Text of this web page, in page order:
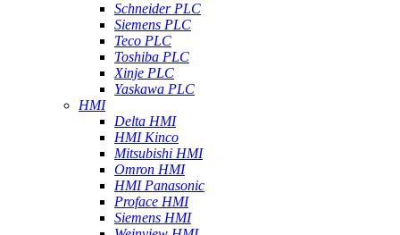
Schneider PLC
Siemens PLC
Teco PLC
Toshiba PLC
Xinje PLC
Yaskawa PLC
HMI
Delta HMI
HMI Kinco
Mitsubishi HMI
Omron HMI
HMI Panasonic
Proface HMI
Siemens HMI